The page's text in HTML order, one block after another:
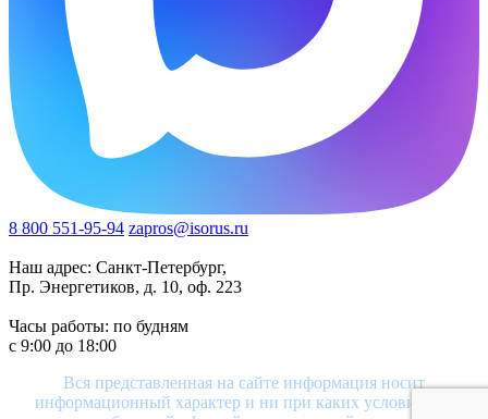
8 800 551-95-94 zapros@isorus.ru
Наш адрес: Санкт-Петербург,
Пр. Энергетиков, д. 10, оф. 223
Часы работы: по будням
c 9:00 до 18:00
Вся представленная на сайте информация носит
информационный характер и ни при каких условиях не